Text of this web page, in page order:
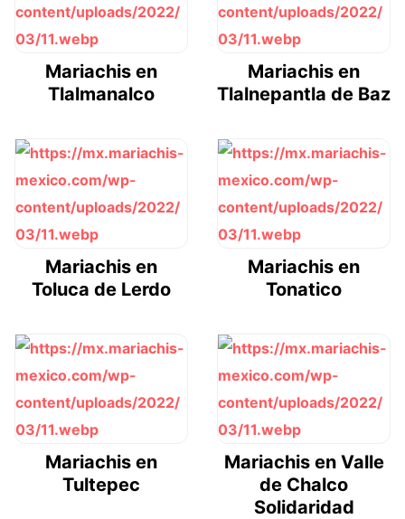
Mariachis en
Tlalmanalco
Mariachis en
Tlalnepantla de Baz
Mariachis en
Toluca de Lerdo
Mariachis en
Tonatico
Mariachis en
Tultepec
Mariachis en Valle
de Chalco
Solidaridad